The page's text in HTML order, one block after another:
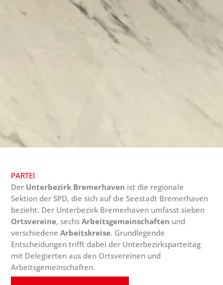
PARTEI
Der Unterbezirk Bremerhaven ist die regionale
Sektion der SPD, die sich auf die Seestadt Bremerhaven
bezieht. Der Unterbezirk Bremerhaven umfasst sieben
Ortsvereine, sechsArbeitsgemeinschaften und
verschiedeneArbeitskreise. Grundlegende
Entscheidungen trifft dabei der Unterbezirksparteitag
mit Delegierten aus den Ortsvereinen und
Arbeitsgemeinschaften.